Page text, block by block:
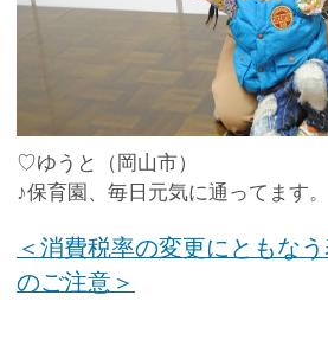
♡ゆうと（岡山市）
♪保育園、毎日元気に通ってます。
＜消費税率の変更にともな
のご注意＞